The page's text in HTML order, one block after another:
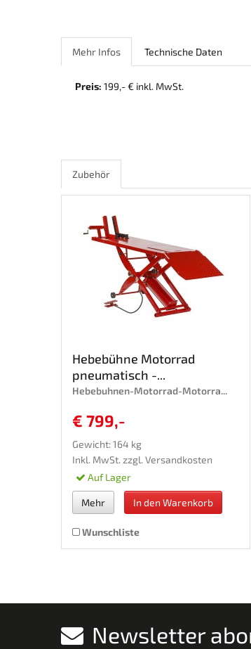
Mehr Infos Technische Daten
Preis: 199,- € inkl. MwSt.
Zubehör
Hebebühne Motorrad
pneumatisch -...
Hebebuhnen-Motorrad-Motorra...
€ 799,-
Gewicht: 164 kg
Inkl. MwSt. zzgl. Versandkosten
Auf Lager
Mehr In den Warenkorb
Wunschliste
Newsletter